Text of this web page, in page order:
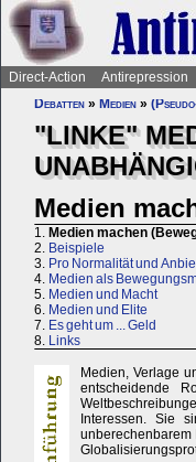
Direct-Action Antirepression
Debatten » Medien »
"LINKE"
Medien
1. Medien machen
2. Beispiele
3. Pro Normalität und
4. Medien als
5. Medien und Macht
6. Medien und Elite
7. Es geht um ... Geld
8. Links
Medien, Verlage
entscheidende
Interessen. Sie
unberechenbarem